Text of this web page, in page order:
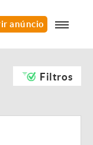
anúncio
Filtros